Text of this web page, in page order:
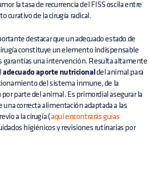
la tasa de recurrencia del FISS oscila entre
curativo de la cirugía radical.
destacar que un adecuado estado de
constituye un elemento indispensable
garantías una intervención. Resulta altamente
adecuado aporte nutricional del animal para
del sistema inmune, de la
por parte del animal. Es primordial asegurar la
una correcta alimentación adaptada a las
a la cirugía (aquí encontrarás guías
higiénicos y revisiones rutinarias por